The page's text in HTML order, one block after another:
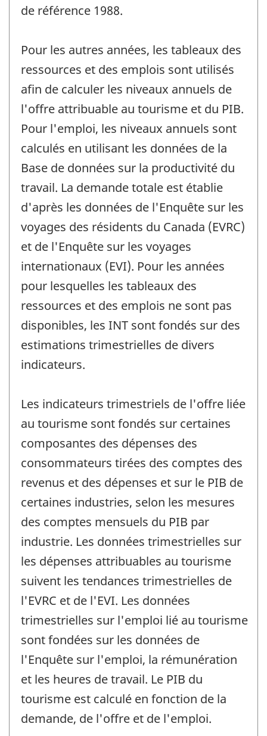
de référence 1988.
Pour les autres années, les tableaux des
ressources et des emplois sont utilisés
afin de calculer les niveaux annuels de
l'offre attribuable au tourisme et du PIB.
Pour l'emploi, les niveaux annuels sont
calculés en utilisant les données de la
Base de données sur la productivité du
travail. La demande totale est établie
d'après les données de l'Enquête sur les
voyages des résidents du Canada (EVRC)
et de l'Enquête sur les voyages
internationaux (EVI). Pour les années
pour lesquelles les tableaux des
ressources et des emplois ne sont pas
disponibles, les INT sont fondés sur des
estimations trimestrielles de divers
indicateurs.
Les indicateurs trimestriels de l'offre liée
au tourisme sont fondés sur certaines
composantes des dépenses des
consommateurs tirées des comptes des
revenus et des dépenses et sur le PIB de
certaines industries, selon les mesures
des comptes mensuels du PIB par
industrie. Les données trimestrielles sur
les dépenses attribuables au tourisme
suivent les tendances trimestrielles de
l'EVRC et de l'EVI. Les données
trimestrielles sur l'emploi lié au tourisme
sont fondées sur les données de
l'Enquête sur l'emploi, la rémunération
et les heures de travail. Le PIB du
tourisme est calculé en fonction de la
demande, de l'offre et de l'emploi.